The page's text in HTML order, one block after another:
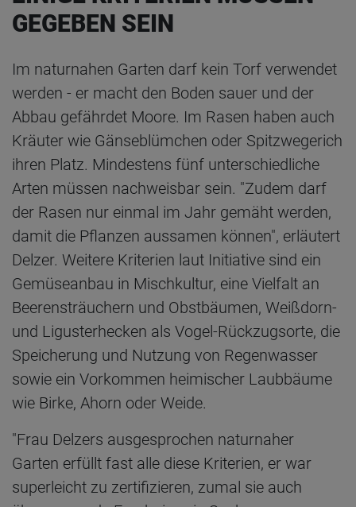
GEGEBEN SEIN
Im naturnahen Garten darf kein Torf verwendet
werden - er macht den Boden sauer und der
Abbau gefährdet Moore. Im Rasen haben auch
Kräuter wie Gänseblümchen oder Spitzwegerich
ihren Platz. Mindestens fünf unterschiedliche
Arten müssen nachweisbar sein. "Zudem darf
der Rasen nur einmal im Jahr gemäht werden,
damit die Pflanzen aussamen können", erläutert
Delzer. Weitere Kriterien laut Initiative sind ein
Gemüseanbau in Mischkultur, eine Vielfalt an
Beerensträuchern und Obstbäumen, Weißdorn-
und Ligusterhecken als Vogel-Rückzugsorte, die
Speicherung und Nutzung von Regenwasser
sowie ein Vorkommen heimischer Laubbäume
wie Birke, Ahorn oder Weide.
"Frau Delzers ausgesprochen naturnaher
Garten erfüllt fast alle diese Kriterien, er war
superleicht zu zertifizieren, zumal sie auch